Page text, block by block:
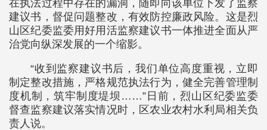
在执法过程中存在的漏洞，随即向该单位下发了监察
建议书，督促问题整改，有效防控廉政风险。这是烈
山区纪委监委用好用活监察建议书一体推进全面从严
治党向纵深发展的一个缩影。
“收到监察建议书后，我们单位高度重视，立即
制定整改措施，严格规范执法行为，健全完善管理制
度机制，筑牢制度堤坝……”日前，烈山区纪委监委
督查监察建议落实情况时，区农业农村水利局相关负
责人说。